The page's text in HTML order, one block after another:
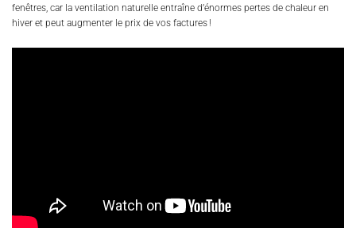
fenêtres, car la ventilation naturelle entraîne d’énormes pertes de chaleur en
hiver et peut augmenter le prix de vos factures !